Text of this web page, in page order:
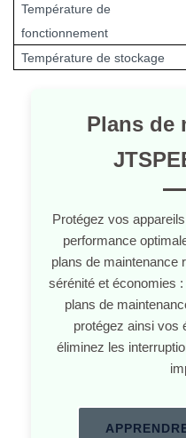
Température de
fonctionnement
Température de stockage
Plans de
Protégez vos
performance
plans de maintenance
sérénité et économies
plans de
protégez ainsi vos
éliminez les